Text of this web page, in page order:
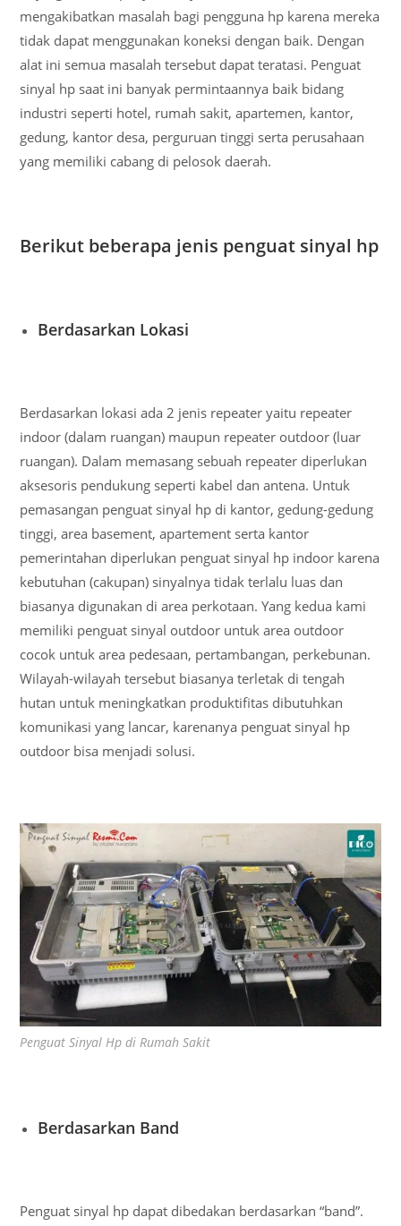
mengakibatkan masalah bagi pengguna hp karena mereka
tidak dapat menggunakan koneksi dengan baik. Dengan
alat ini semua masalah tersebut dapat teratasi. Penguat
sinyal hp saat ini banyak permintaannya baik bidang
industri seperti hotel, rumah sakit, apartemen, kantor,
gedung, kantor desa, perguruan tinggi serta perusahaan
yang memiliki cabang di pelosok daerah.
Berikut beberapa jenis penguat sinyal hp
Berdasarkan Lokasi
Berdasarkan lokasi ada 2 jenis repeater yaitu repeater
indoor (dalam ruangan) maupun repeater outdoor (luar
ruangan). Dalam memasang sebuah repeater diperlukan
aksesoris pendukung seperti kabel dan antena. Untuk
pemasangan penguat sinyal hp di kantor, gedung-gedung
tinggi, area basement, apartement serta kantor
pemerintahan diperlukan penguat sinyal hp indoor karena
kebutuhan (cakupan) sinyalnya tidak terlalu luas dan
biasanya digunakan di area perkotaan. Yang kedua kami
memiliki penguat sinyal outdoor untuk area outdoor
cocok untuk area pedesaan, pertambangan, perkebunan.
Wilayah-wilayah tersebut biasanya terletak di tengah
hutan untuk meningkatkan produktifitas dibutuhkan
komunikasi yang lancar, karenanya penguat sinyal hp
outdoor bisa menjadi solusi.
Penguat Sinyal Hp di Rumah Sakit
Berdasarkan Band
Penguat sinyal hp dapat dibedakan berdasarkan “band”.